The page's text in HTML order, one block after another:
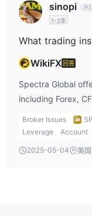
sinopi
1-2年
WikiFX 回答
Spectra Global
including Forex,
Futures. I would
to diversify my
Broker Issues
Leverage
Account
2025-05-04 美国